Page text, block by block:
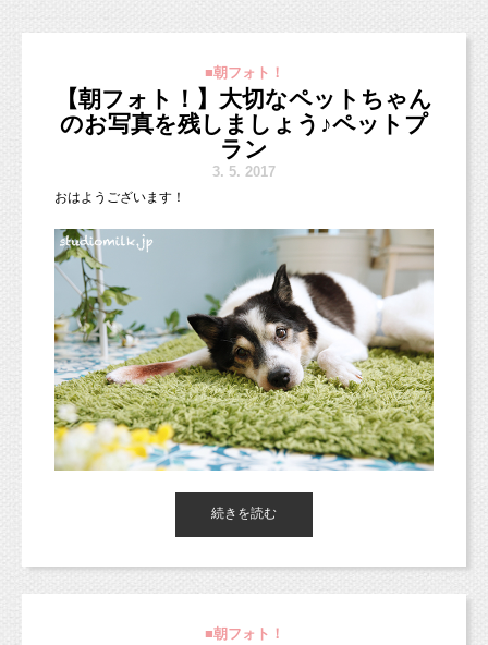
■朝フォト！
【朝フォト！】大切なペットちゃん
のお写真を残しましょう♪ペットプ
ラン
3. 5. 2017
おはようございます！
本日の朝フォト！はこちらのわんちゃん♪
ペットプランもございます。
どんなペットちゃんでも大歓迎です(^○^)
お子様の記念日やマタニティフォトなどの撮影に
続きを読む
■朝フォト！